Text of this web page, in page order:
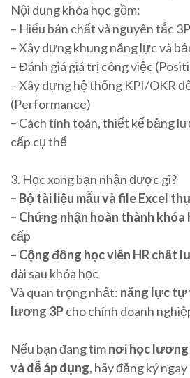
Nội dung khóa học gồm:
– Hiểu bản chất và nguyên tắc 3P
– Xây dựng khung năng lực và
– Đánh giá giá trị công việc
– Xây dựng hệ thống KPI/OKR
(Performance)
– Cách tính toán, thiết kế bảng
cấp cụ thể
3. Học xong bạn nhận được gì?
– Bộ tài liệu mẫu và file Excel
– Chứng nhận hoàn thành khóa
cấp
– Cộng đồng học viên HR chất
dài sau khóa học
Và quan trọng nhất: năng lực tự
lương 3Pcho chính doanh
Nếu bạn đang tìmnơi học
và dễ áp dụng, hãy đăng ký